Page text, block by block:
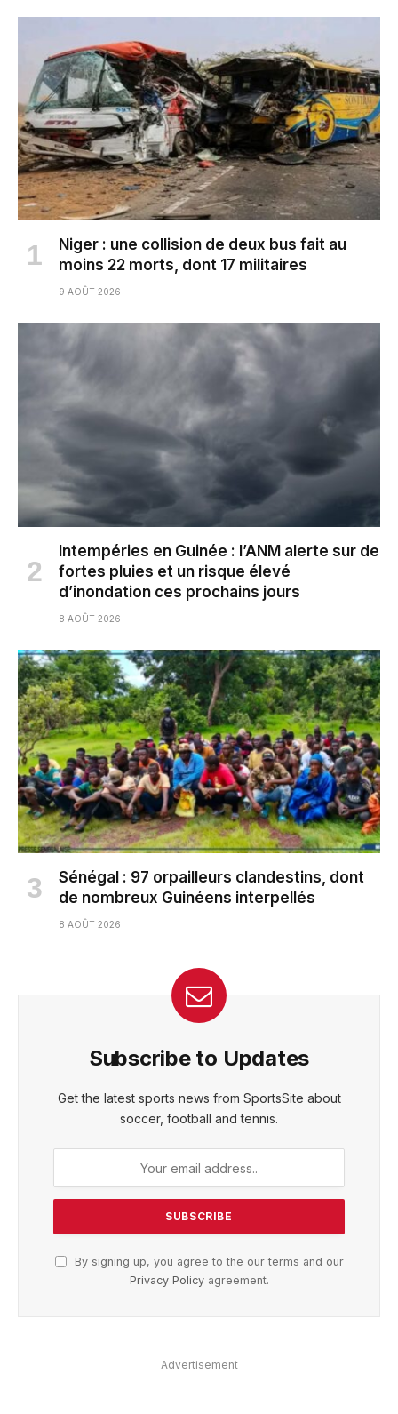
Niger : une collision de deux bus fait au
moins 22 morts, dont 17 militaires
9 AOÛT 2026
Intempéries en Guinée : l’ANM alerte sur de
fortes pluies et un risque élevé
d’inondation ces prochains jours
8 AOÛT 2026
Sénégal : 97 orpailleurs clandestins, dont
de nombreux Guinéens interpellés
8 AOÛT 2026
Subscribe to Updates
Get the latest sports news from SportsSite about
soccer, football and tennis.
By signing up, you agree to the our terms and our
Privacy Policyagreement.
Advertisement